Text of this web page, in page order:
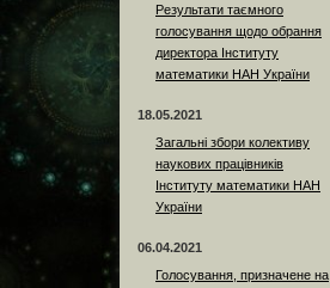
Результати таємного
голосування щодо обрання
директора Інституту
математики НАН України
18.05.2021
Загальні збори колективу
наукових працівників
Інституту математики НАН
України
06.04.2021
Голосування, призначене на